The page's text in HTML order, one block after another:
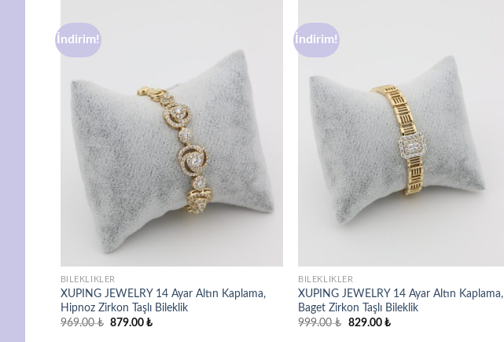
İndirim!
Favorilere
ekle
BILEKLIKLER
XUPING JEWELRY 14 Ayar Altın Kaplama,
Hipnoz Zirkon Taşlı Bileklik
969.00₺ Orijinal
879.00₺Şu
İndirim!
BILEKLIKLER
XUPING JEWELRY 14 Ayar Altın Kaplama,
Baget Zirkon Taşlı Bileklik
999.00₺ Orijinal
829.00 ₺Şu